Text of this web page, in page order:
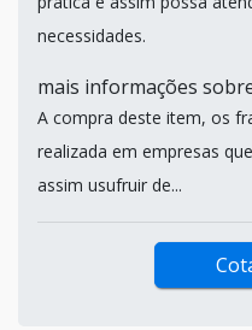
necessidades.
mais informações
A compra deste item, os
realizada em empresas
assim usufruir de...